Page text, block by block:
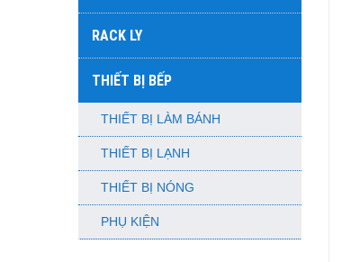
RACK LY
THIẾT BỊ BẾP
THIẾT BỊ LÀM BÁNH
THIẾT BỊ LẠNH
THIẾT BỊ NÓNG
PHỤ KIỆN